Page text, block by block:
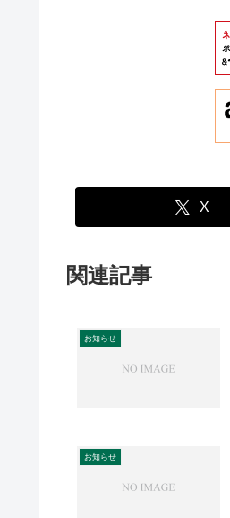
X
関連記事
お知らせ
お知らせ